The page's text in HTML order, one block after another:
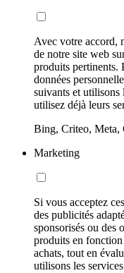
Avec votre accord,
de notre site web
produits pertinents.
données
suivants et
utilisez déjà leurs
Bing, Criteo, Meta,
Marketing
Si vous acceptez
des publicités
sponsorisés ou des
produits en fonction
achats, tout en
utilisons les